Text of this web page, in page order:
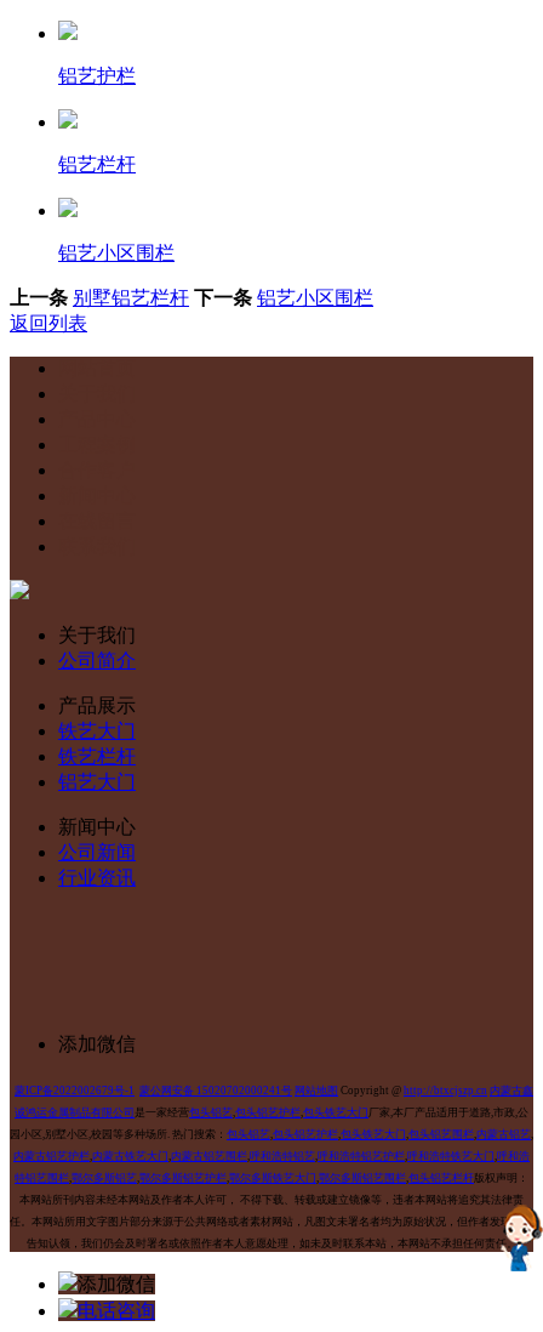
铝艺护栏
铝艺栏杆
铝艺小区围栏
上一条 别墅铝艺栏杆 下一条 铝艺小区围栏
返回列表
关于我们
公司简介
产品展示
铁艺大门
铁艺栏杆
铝艺大门
新闻中心
公司新闻
行业资讯
添加微信
蒙ICP备2022002679号-1 蒙公网安备 15020702000241号 网站地图 Copyright @ http://btxcjszp.cn 内蒙古鑫
诚鸿运金属制品有限公司 是一家经营包头铝艺 包头铝艺护栏 包头铁艺大门 厂家,本厂产品适用于道路,市政,公
园小区,别墅小区,校园等多种场所. 热门搜索： 包头铝艺 包头铝艺护栏 包头铁艺大门 包头铝艺围栏 内蒙古铝艺
内蒙古铝艺护栏 内蒙古铁艺大门 内蒙古铝艺围栏 呼和浩特铝艺 呼和浩特铝艺护栏 呼和浩特铁艺大门 呼和浩
特铝艺围栏 鄂尔多斯铝艺 鄂尔多斯铝艺护栏 鄂尔多斯铁艺大门 鄂尔多斯铝艺围栏 包头铝艺栏杆版权声明：
本网站所刊内容未经本网站及作者本人许可， 不得下载、转载或建立镜像等，违者本网站将追究其法律责
任。本网站所用文字图片部分来源于公共网络或者素材网站，凡图文未署名者均为原始状况，但作者发现后可
告知认领，我们仍会及时署名或依照作者本人意愿处理，如未及时联系本站，本网站不承担任何责任。
添加微信
电话咨询